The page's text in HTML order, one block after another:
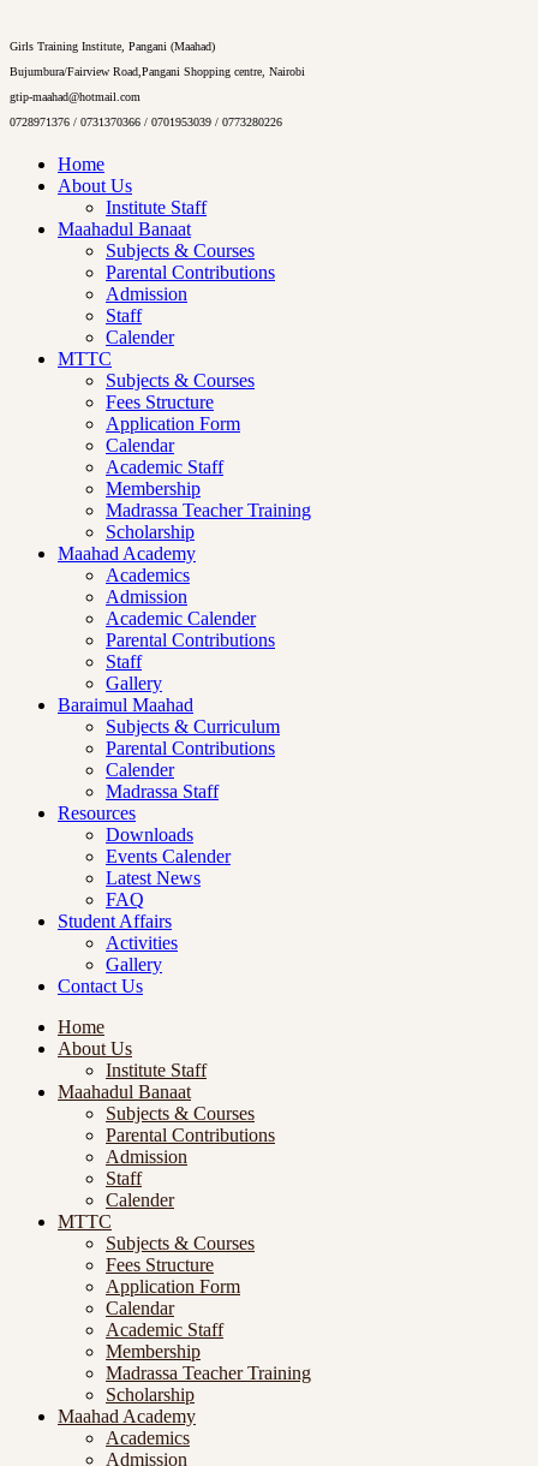
Girls Training Institute, Pangani (Maahad)
Bujumbura/Fairview Road,Pangani Shopping centre, Nairobi
gtip-maahad@hotmail.com
0728971376 / 0731370366 / 0701953039 / 0773280226
Home
About Us
Institute Staff
Maahadul Banaat
Subjects & Courses
Parental Contributions
Admission
Staff
Calender
MTTC
Subjects & Courses
Fees Structure
Application Form
Calendar
Academic Staff
Membership
Madrassa Teacher Training
Scholarship
Maahad Academy
Academics
Admission
Academic Calender
Parental Contributions
Staff
Gallery
Baraimul Maahad
Subjects & Curriculum
Parental Contributions
Calender
Madrassa Staff
Resources
Downloads
Events Calender
Latest News
FAQ
Student Affairs
Activities
Gallery
Contact Us
Home
About Us
Institute Staff
Maahadul Banaat
Subjects & Courses
Parental Contributions
Admission
Staff
Calender
MTTC
Subjects & Courses
Fees Structure
Application Form
Calendar
Academic Staff
Membership
Madrassa Teacher Training
Scholarship
Maahad Academy
Academics
Admission